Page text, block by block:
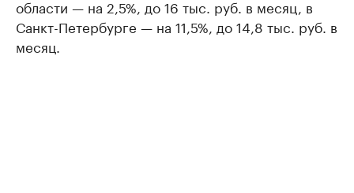
области — на 2,5%, до 16 тыс. руб. в месяц, в
Санкт-Петербурге — на 11,5%, до 14,8 тыс. руб. в
месяц.